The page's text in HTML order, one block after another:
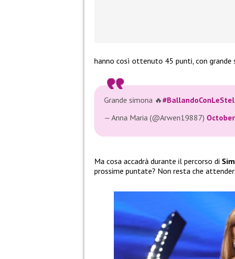
hanno così ottenuto 45 punti, con grande
Grande simona 🔥
— Anna Maria (@Arwen19887)
Ma cosa accadrà durante il percorso di
prossime puntate? Non resta che